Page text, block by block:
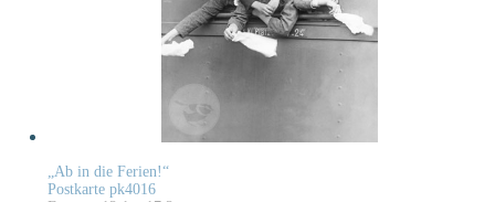
„Ab in die Ferien!“
Postkarte pk4016